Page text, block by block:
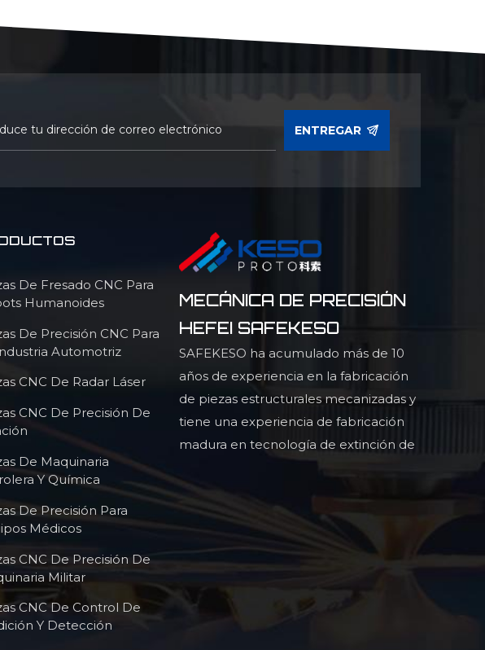
ENTREGAR
De Fresado CNC Para
Humanoides
De Precisión CNC Para
Automotriz
CNC De Radar Láser
CNC De Precisión De
De Maquinaria
Y Química
De Precisión Para
Médicos
CNC De Precisión De
Militar
CNC De Control De
Y Detección
MECÁNICA DE PRECISIÓN
HEFEI SAFEKESO
SAFEKESO ha acumulado más de 10
años de experiencia en la fabricación
de piezas estructurales mecanizadas y
tiene una experiencia de fabricación
madura en tecnología de extinción de
perfiladas de alta precisión y alta